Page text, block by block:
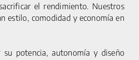
el rendimiento. Nuestros
estilo, comodidad y economía en
potencia, autonomía y diseño